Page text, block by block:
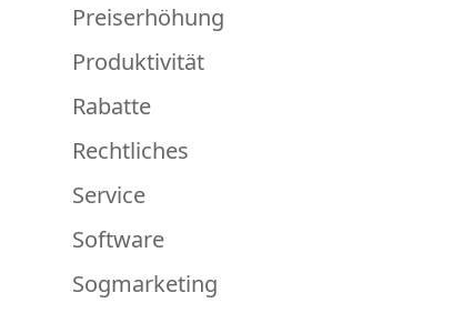
Preiserhöhung
Produktivität
Rabatte
Rechtliches
Service
Software
Sogmarketing